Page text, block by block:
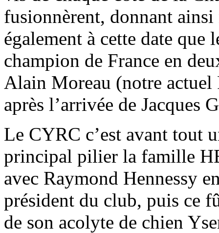
fusionnèrent, donnant ainsi
également à cette date
champion de France en
Alain Moreau (notre actuel
après l’arrivée de Jacques
Le CYRC c’est avant tout
principal pilier la famille
avec Raymond Hennessy
président du club, puis ce
de son acolyte de chien